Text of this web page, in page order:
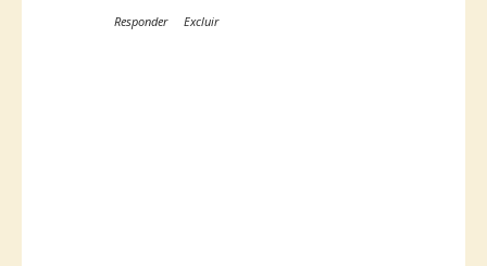
Responder Excluir